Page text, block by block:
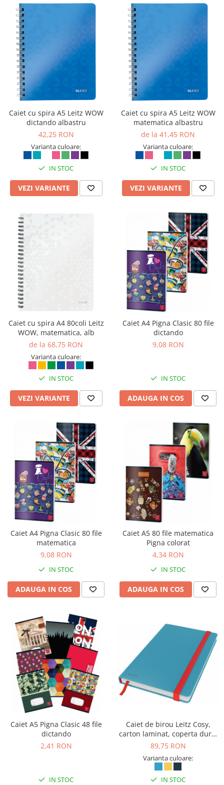
Genti, huse si rucsacuri de laptop
Genti de plaja si cumparaturi
Portofele si portcarduri RFID
Sport si accesorii outdoor
Sticle, cani si termosuri to go
Sport, jocuri si accesorii
Plaja si relaxare
Genti frigorifice
Ochelari de soare
Lanyards si brelocuri
Umbrele
Scule, unelte si iluminat
(multitools)
Seturi si scule de baza
Masurare si taiere
Lampi portabile
Lanterne, lampi si accesorii
Pentru masini, biciclete si prim
ajutor
Noutati si inovatii
Pachete Cadou Premium
Promotii si reduceri
LICHIDARE DE STOC
Caiet cu spira A5 Leitz WOW
dictando albastru
42,25 RON
Varianta culoare:
IN STOC
VEZI VARIANTE
Caiet cu spira A5 Leitz WOW
matematica albastru
de la 41,45 RON
Varianta culoare:
IN STOC
VEZI VARIANTE
Caiet cu spira A4 80coli Leitz
WOW, matematica, alb
de la 68,75 RON
Varianta culoare:
IN STOC
VEZI VARIANTE
Caiet A4 Pigna Clasic 80 file
dictando
9,08 RON
IN STOC
ADAUGA IN COS
Caiet A4 Pigna Clasic 80 file
matematica
9,08 RON
IN STOC
ADAUGA IN COS
Caiet A5 80 file matematica
Pigna colorat
4,34 RON
IN STOC
ADAUGA IN COS
Caiet A5 Pigna Clasic 48 file
dictando
2,41 RON
IN STOC
Caiet de birou Leitz Cosy,
carton laminat, coperta dura,
A5, 80 coli, dictando
89,75 RON
Varianta culoare:
IN STOC